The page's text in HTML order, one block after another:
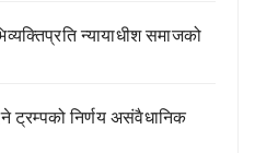
न्यायाधीश समाजको
ट्रम्पको निर्णय असंवैधानिक